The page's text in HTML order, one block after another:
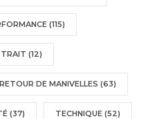
(115)
(12)
RETOUR DE MANIVELLES (63)
(37) TECHNIQUE (52)